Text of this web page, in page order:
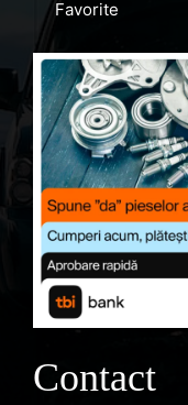
Favorite
Contact